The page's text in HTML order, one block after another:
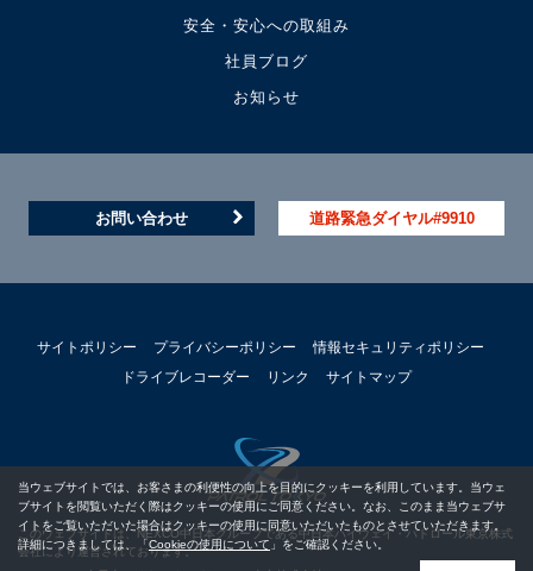
安全・安心への取組み
社員ブログ
お知らせ
お問い合わせ 道路緊急ダイヤル#9910
サイトポリシー プライバシーポリシー
情報セキュリティポリシー
ドライブレコーダー
リンク サイトマップ
このウェブサイトは、NEXCO中日本グループである中日本ハイウェイ・パトロール東京株式
会社により運営されております。
当ウェブサイトでは、お客さまの利便性の向上を目的にクッキーを利用しています。当ウェ
ブサイトを閲覧いただく際はクッキーの使用にご同意ください。なお、このまま当ウェブサ
イトをご覧いただいた場合はクッキーの使用に同意いただいたものとさせていただきます。
詳細につきましては、「Cookieの使用について 」をご確認ください。